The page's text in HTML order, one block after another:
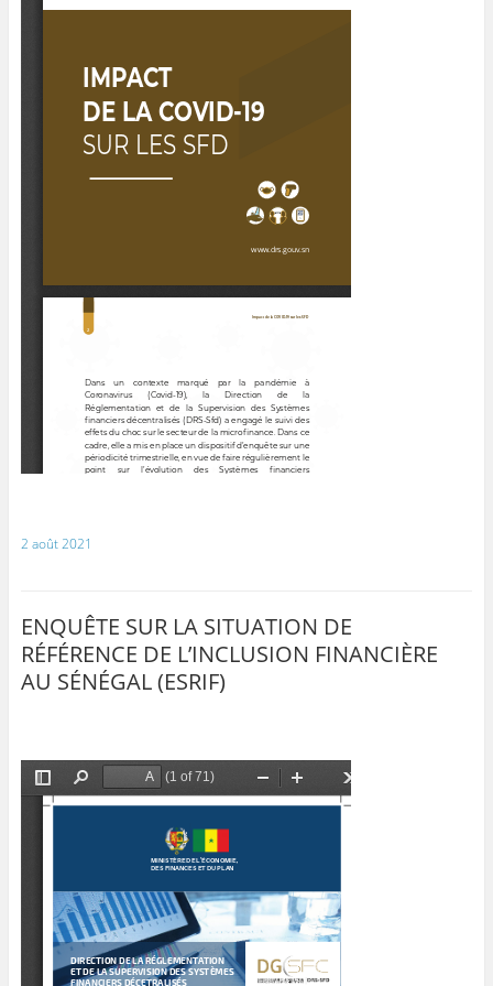
2 août 2021
ENQUÊTE SUR LA SITUATION DE
RÉFÉRENCE DE L’INCLUSION FINANCIÈRE
AU SÉNÉGAL (ESRIF)